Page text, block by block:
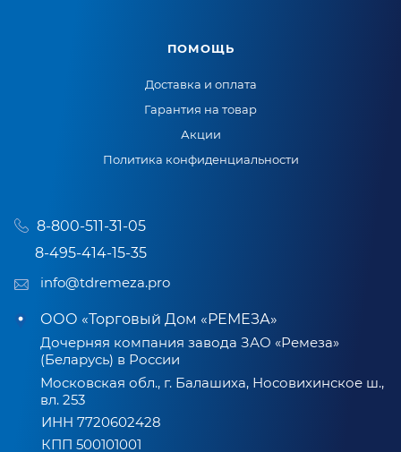
ПОМОЩЬ
Доставка и оплата
Гарантия на товар
Акции
Политика конфиденциальности
8-800-511-31-05
8-495-414-15-35
info@tdremeza.pro
ООО «Торговый Дом «РЕМЕЗА»
Дочерняя компания завода ЗАО «Ремеза»
(Беларусь) в России
Московская обл., г. Балашиха, Носовихинское ш.,
вл. 253
ИНН 7720602428
КПП 500101001